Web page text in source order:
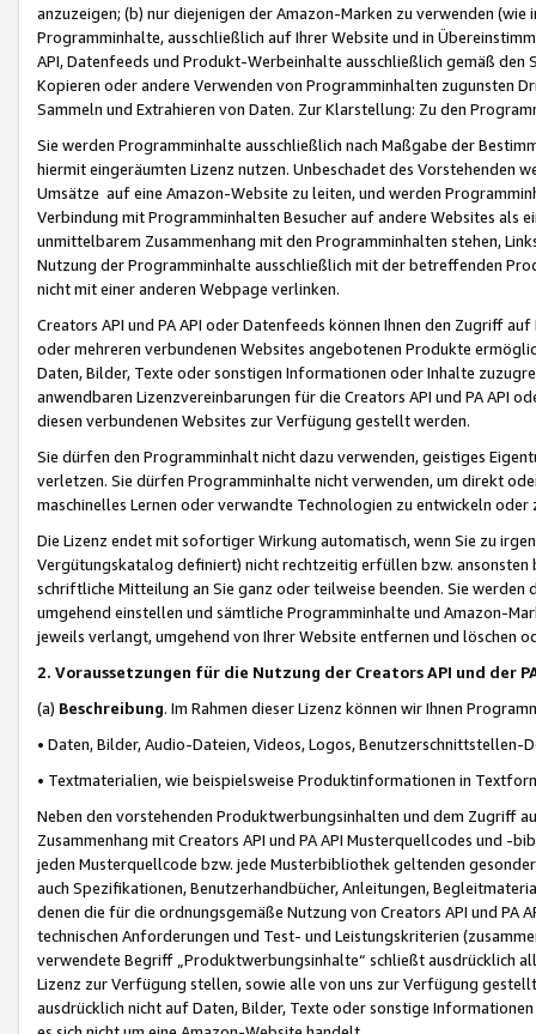
anzuzeigen; (b) nur diejenigen der Amazon-Marken zu verwenden
Programminhalte, ausschließlich auf Ihrer Website und in
API, Datenfeeds und Produkt-Werbeinhalte ausschließlich gemäß
Kopieren oder andere Verwenden von Programminhalten zugunsten
Sammeln und Extrahieren von Daten. Zur Klarstellung: Zu den
Sie werden Programminhalte ausschließlich nach Maßgabe der
hiermit eingeräumten Lizenz nutzen. Unbeschadet des Vorstehenden
Umsätze auf eine Amazon-Website zu leiten, und werden
Verbindung mit Programminhalten Besucher auf andere Websites als
unmittelbarem Zusammenhang mit den Programminhalten stehen,
Nutzung der Programminhalte ausschließlich mit der betreffenden
nicht mit einer anderen Webpage verlinken.
Creators API und PA API oder Datenfeeds können Ihnen den Zugriff
oder mehreren verbundenen Websites angebotenen Produkte
Daten, Bilder, Texte oder sonstigen Informationen oder Inhalte
anwendbaren Lizenzvereinbarungen für die Creators API und PA API
diesen verbundenen Websites zur Verfügung gestellt werden.
Sie dürfen den Programminhalt nicht dazu verwenden, geistiges
verletzen. Sie dürfen Programminhalte nicht verwenden, um direkt
maschinelles Lernen oder verwandte Technologien zu entwickeln
Die Lizenz endet mit sofortiger Wirkung automatisch, wenn Sie zu
Vergütungskatalog definiert) nicht rechtzeitig erfüllen bzw. ansonsten
schriftliche Mitteilung an Sie ganz oder teilweise beenden. Sie werden
umgehend einstellen und sämtliche Programminhalte und Amazon-
jeweils verlangt, umgehend von Ihrer Website entfernen und löschen
2. Voraussetzungen für die Nutzung der Creators API und der
(a) Beschreibung. Im Rahmen dieser Lizenz können wir Ihnen
• Daten, Bilder, Audio-Dateien, Videos, Logos, Benutzerschnittstellen-
• Textmaterialien, wie beispielsweise Produktinformationen in
Neben den vorstehenden Produktwerbungsinhalten und dem Zugriff
Zusammenhang mit Creators API und PA API Musterquellcodes und
jeden Musterquellcode bzw. jede Musterbibliothek geltenden
auch Spezifikationen, Benutzerhandbücher, Anleitungen,
denen die für die ordnungsgemäße Nutzung von Creators API und PA
technischen Anforderungen und Test- und Leistungskriterien
verwendete Begriff „Produktwerbungsinhalte“ schließt ausdrücklich
Lizenz zur Verfügung stellen, sowie alle von uns zur Verfügung
ausdrücklich nicht auf Daten, Bilder, Texte oder sonstige